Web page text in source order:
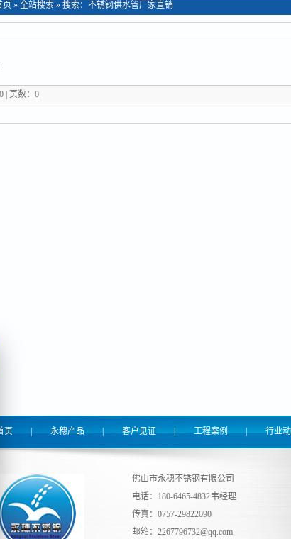
页 » 全站搜索» 搜索：不锈钢供水管厂家直销
| 页数：0
页 永穗产品 | 客户见证 | 工程案例 | 行业
佛山市永穗不锈钢有限公司
电话：180-6465-4832 韦经理
传真：0757-29822090
邮箱： 2267796732@qq.com